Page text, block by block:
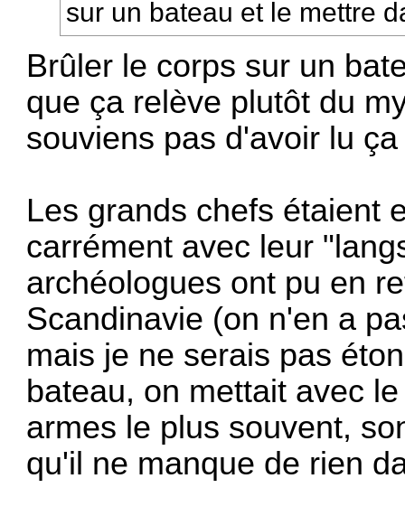
sur un bateau et le mettre
Brûler le corps sur un
que ça relève plutôt du
souviens pas d'avoir lu
Les grands chefs étaient
carrément avec leur
archéologues ont pu en
Scandinavie (on n'en a
mais je ne serais pas
bateau, on mettait avec
armes le plus souvent,
qu'il ne manque de rien